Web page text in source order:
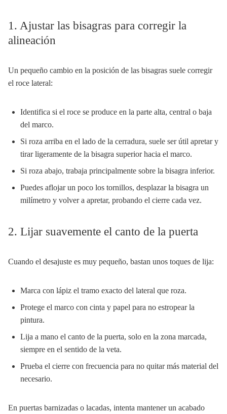
1. Ajustar las bisagras para corregir la
alineación
Un pequeño cambio en la posición de las bisagras suele corregir
el roce lateral:
Identifica si el roce se produce en la parte alta, central o baja
del marco.
Si roza arriba en el lado de la cerradura, suele ser útil apretar y
tirar ligeramente de la bisagra superior hacia el marco.
Si roza abajo, trabaja principalmente sobre la bisagra inferior.
Puedes aflojar un poco los tornillos, desplazar la bisagra un
milímetro y volver a apretar, probando el cierre cada vez.
2. Lijar suavemente el canto de la puerta
Cuando el desajuste es muy pequeño, bastan unos toques de lija:
Marca con lápiz el tramo exacto del lateral que roza.
Protege el marco con cinta y papel para no estropear la
pintura.
Lija a mano el canto de la puerta, solo en la zona marcada,
siempre en el sentido de la veta.
Prueba el cierre con frecuencia para no quitar más material del
necesario.
En puertas barnizadas o lacadas, intenta mantener un acabado